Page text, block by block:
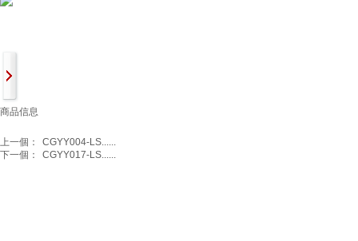
商品信息
上一個：
CGYY004-LS......
下一個：
CGYY017-LS......